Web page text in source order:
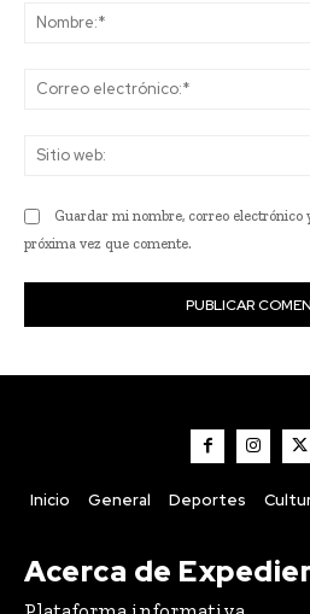
Guardar mi nombre, correo electrónico
próxima vez que comente.
Inicio General Deportes
Acerca de